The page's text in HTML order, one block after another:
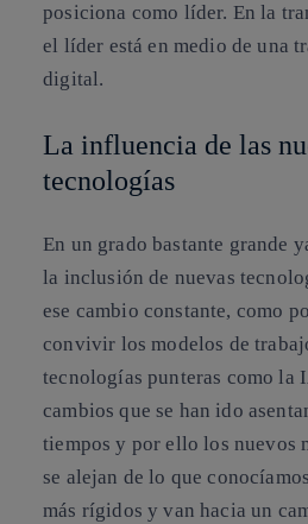
posiciona como líder. En la
el líder está en medio de una
digital.
La influencia de las
tecnologías
En un grado bastante grande
la inclusión de nuevas
ese cambio constante, como
convivir los modelos de
tecnologías punteras como la
cambios que se han ido
tiempos y por ello los nuevos
se alejan de lo que
más rígidos y van hacia un